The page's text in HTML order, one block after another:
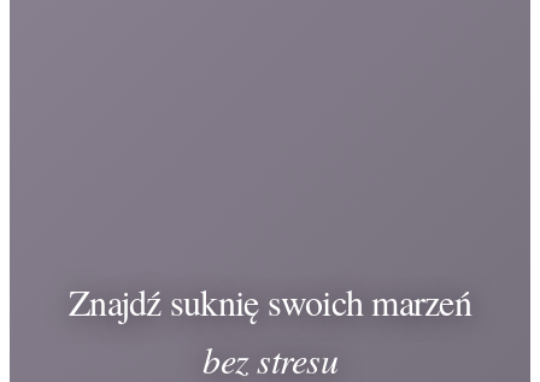
Znajdź suknię swoich marzeń
bez stresu